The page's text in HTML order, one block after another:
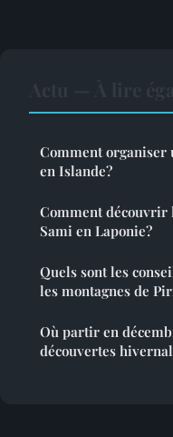
Comment organiser
en Islande?
Comment
Sami en Laponie?
Quels sont les
les montagnes de
Où partir en
découvertes